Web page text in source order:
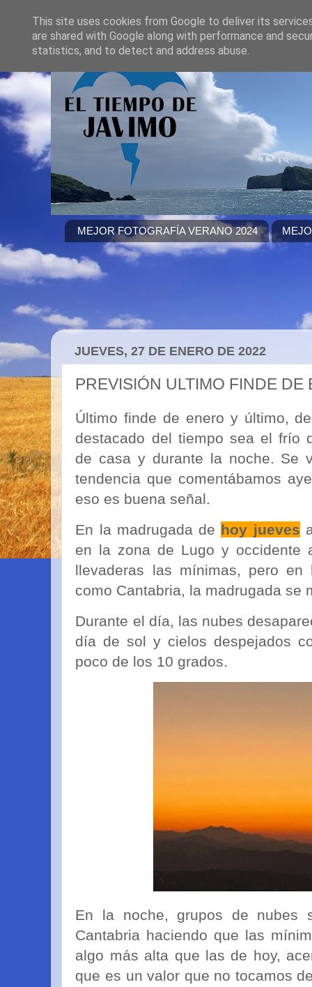
MEJOR FOTOGRAFÍA VERANO 2024
JUEVES, 27 DE ENERO DE 2022
PREVISIÓN ULTIMO FINDE DE
Último finde de enero y último,
destacado del tiempo sea el frío
de casa y durante la noche. Se
tendencia que comentábamos
eso es buena señal.
En la madrugada de hoy jueves
en la zona de Lugo y occidente
llevaderas las mínimas, pero
como Cantabria, la madrugada se
Durante el día, las nubes
día de sol y cielos despejados
poco de los 10 grados.
En la noche, grupos de nubes
Cantabria haciendo que las
algo más alta que las de hoy,
que es un valor que no tocamos
This site uses cookies from Google to deliver its
are shared with Google along with performance and
statistics, and to detect and address abuse.